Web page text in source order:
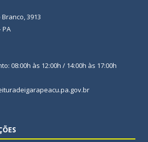
3913
PA
08:00h às 12:00h / 14:00h às 17:00h